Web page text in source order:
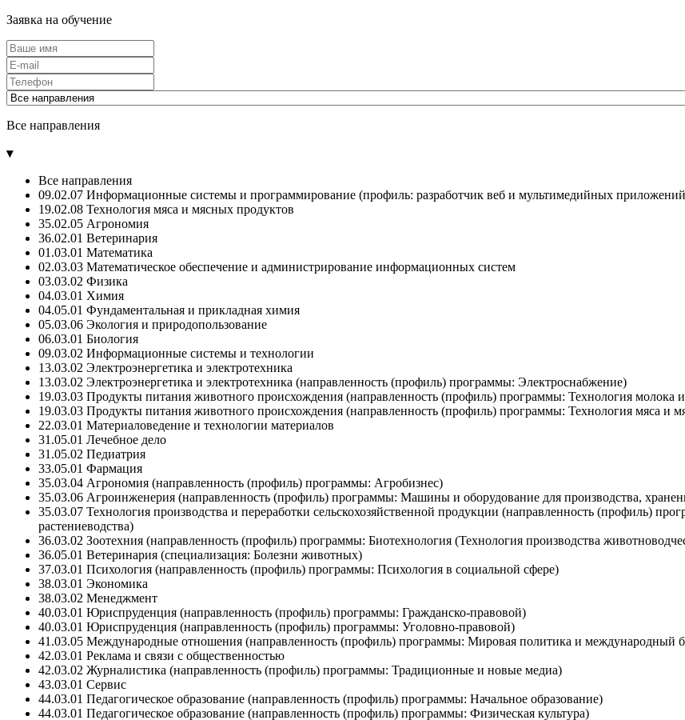
Заявка на обучение
Все направления
▾
Все направления
09.02.07 Информационные системы и программирование (профиль: разработчик веб и мультимедийных
19.02.08 Технология мяса и мясных продуктов
35.02.05 Агрономия
36.02.01 Ветеринария
01.03.01 Математика
02.03.03 Математическое обеспечение и администрирование информационных систем
03.03.02 Физика
04.03.01 Химия
04.05.01 Фундаментальная и прикладная химия
05.03.06 Экология и природопользование
06.03.01 Биология
09.03.02 Информационные системы и технологии
13.03.02 Электроэнергетика и электротехника
13.03.02 Электроэнергетика и электротехника (направленность (профиль) программы: Электроснабжение)
19.03.03 Продукты питания животного происхождения (направленность (профиль) программы: Технология молока
19.03.03 Продукты питания животного происхождения (направленность (профиль) программы: Технология мяса и
22.03.01 Материаловедение и технологии материалов
31.05.01 Лечебное дело
31.05.02 Педиатрия
33.05.01 Фармация
35.03.04 Агрономия (направленность (профиль) программы: Агробизнес)
35.03.06 Агроинженерия (направленность (профиль) программы: Машины и оборудование для производства,
35.03.07 Технология производства и переработки сельскохозяйственной продукции (направленность (профиль)
растениеводства)
36.03.02 Зоотехния (направленность (профиль) программы: Биотехнология (Технология производства
36.05.01 Ветеринария (специализация: Болезни животных)
37.03.01 Психология (направленность (профиль) программы: Психология в социальной сфере)
38.03.01 Экономика
38.03.02 Менеджмент
40.03.01 Юриспруденция (направленность (профиль) программы: Гражданско-правовой)
40.03.01 Юриспруденция (направленность (профиль) программы: Уголовно-правовой)
41.03.05 Международные отношения (направленность (профиль) программы: Мировая политика и международный
42.03.01 Реклама и связи с общественностью
42.03.02 Журналистика (направленность (профиль) программы: Традиционные и новые медиа)
43.03.01 Сервис
44.03.01 Педагогическое образование (направленность (профиль) программы: Начальное образование)
44.03.01 Педагогическое образование (направленность (профиль) программы: Физическая культура)